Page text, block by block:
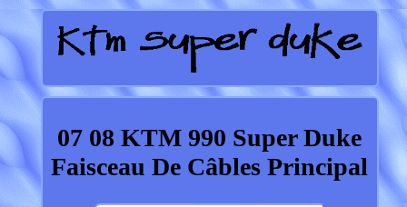
07 08 KTM 990 Super Duke
Faisceau De Câbles Principal